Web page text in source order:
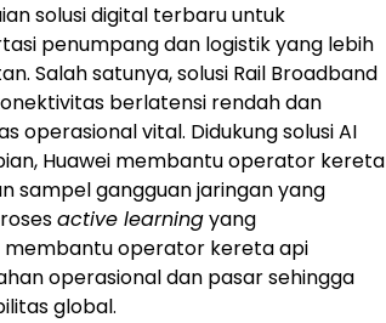
solusi digital terbaru untuk
penumpang dan logistik yang lebih
Salah satunya, solusi Rail Broadband
berlatensi rendah dan
operasional vital. Didukung solusi AI
Huawei membantu operator kereta
sampel gangguan jaringan yang
active learningyang
membantu operator kereta api
operasional dan pasar sehingga
global.